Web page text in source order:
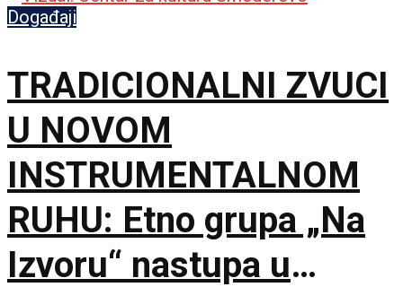
Događaji
TRADICIONALNI ZVUCI
U NOVOM
INSTRUMENTALNOM
RUHU: Etno grupa „Na
Izvoru“ nastupa u